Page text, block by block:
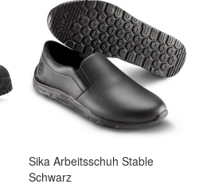
Sika Arbeitsschuh Stable
Schwarz